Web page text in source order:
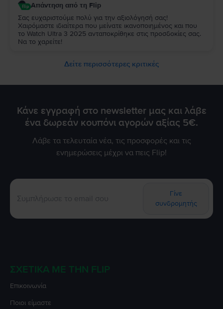
Απάντηση από τη Flip
Σας ευχαριστούμε πολύ για την αξιολόγησή σας!
Χαιρόμαστε ιδιαίτερα που μείνατε ικανοποιημένος και που
το Watch Ultra 3 2025 ανταποκρίθηκε στις προσδοκίες σας.
Να το χαρείτε!
Δείτε περισσότερες κριτικές
Κάνε εγγραφή στο newsletter μας και λάβε
ένα δωρεάν κουπόνι αγορών αξίας 5€.
Λάβε τα τελευταία νέα, τις προσφορές και τις
ενημερώσεις μέχρι να πεις Flip!
Γίνε
συνδρομητής
ΣΧΕΤΙΚΆ ΜΕ ΤΗΝ FLIP
Επικοινωνία
Ποιοι είμαστε